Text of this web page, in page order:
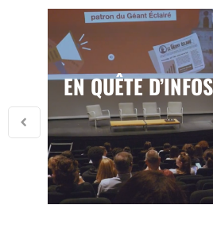
EN QUÊTE D’INFOS